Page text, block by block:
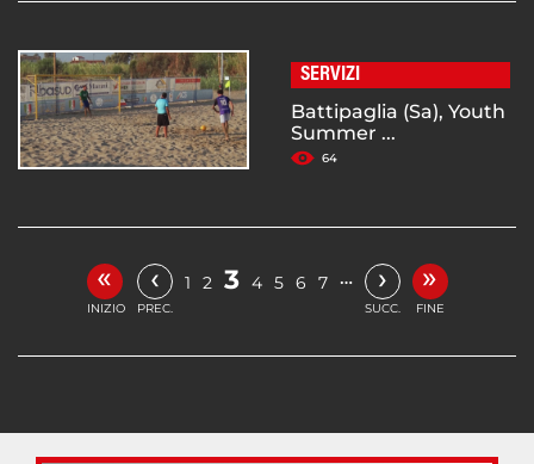
SERVIZI
Battipaglia (Sa), Youth
Summer ...
64
«
INIZIO
‹
PREC.
1 2 3 4 5 6 7 … ›
SUCC.
»
FINE